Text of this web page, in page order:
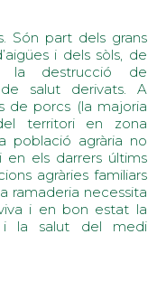
Són part dels grans
i dels sòls, de
la destrucció de
salut derivats. A
de porcs (la majoria
territori en zona
població agrària no
els darrers últims
agràries familiars
ramaderia necessita
i en bon estat la
i la salut del medi